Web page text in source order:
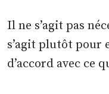
Il ne s’agit pas
s’agit plutôt pour
d’accord avec ce